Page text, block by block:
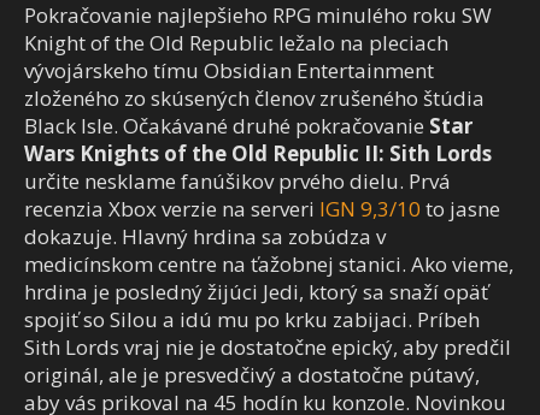
Pokračovanie najlepšieho RPG minulého roku SW
Knight of the Old Republic ležalo na pleciach
vývojárskeho tímu Obsidian Entertainment
zloženého zo skúsených členov zrušeného štúdia
Black Isle. Očakávané druhé pokračovanie Star
Wars Knights of the Old Republic II: Sith Lords
určite nesklame fanúšikov prvého dielu. Prvá
recenzia Xbox verzie na serveri IGN 9,3/10 to jasne
dokazuje. Hlavný hrdina sa zobúdza v
medicínskom centre na ťažobnej stanici. Ako vieme,
hrdina je posledný žijúci Jedi, ktorý sa snaží opäť
spojiť so Silou a idú mu po krku zabijaci. Príbeh
Sith Lords vraj nie je dostatočne epický, aby predčil
originál, ale je presvedčivý a dostatočne pútavý,
aby vás prikoval na 45 hodín ku konzole. Novinkou